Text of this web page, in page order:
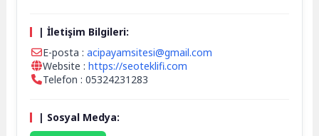
| İletişim Bilgileri:
E-posta :acipayamsitesi@gmail.com
Website :https://seoteklifi.com
Telefon : 05324231283
| Sosyal Medya: